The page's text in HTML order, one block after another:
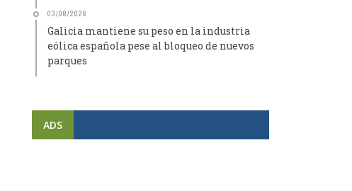
03/08/2026
Galicia mantiene su peso en la industria
eólica española pese al bloqueo de nuevos
parques
ADS